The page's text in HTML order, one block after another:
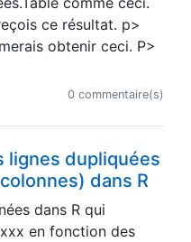
ce résultat. p>
obtenir ceci. P>
0 commentaire(s)
lignes dupliquées
dans R
dans R qui
en fonction des